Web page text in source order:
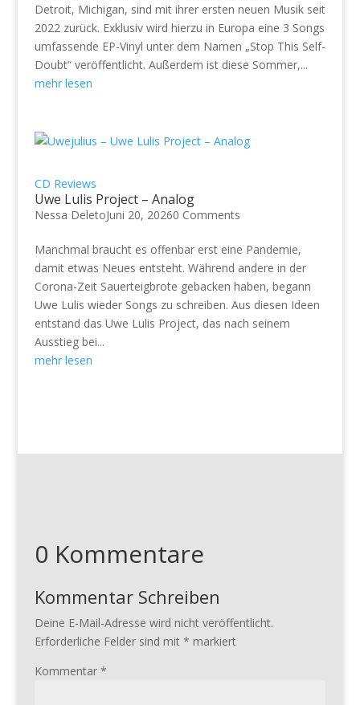
Detroit, Michigan, sind mit ihrer ersten neuen Musik seit
2022 zurück. Exklusiv wird hierzu in Europa eine 3 Songs
umfassende EP-Vinyl unter dem Namen „Stop This Self-
Doubt“ veröffentlicht. Außerdem ist diese Sommer,...
mehr lesen
CD Reviews
Uwe Lulis Project – Analog
Nessa DeletoJuni 20, 20260 Comments
Manchmal braucht es offenbar erst eine Pandemie,
damit etwas Neues entsteht. Während andere in der
Corona-Zeit Sauerteigbrote gebacken haben, begann
Uwe Lulis wieder Songs zu schreiben. Aus diesen Ideen
entstand das Uwe Lulis Project, das nach seinem
Ausstieg bei...
mehr lesen
0 Kommentare
Kommentar Schreiben
Deine E-Mail-Adresse wird nicht veröffentlicht.
Erforderliche Felder sind mit * markiert
Kommentar *